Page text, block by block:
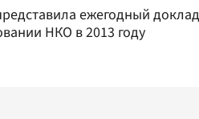
ежегодный
НКО в 2013 году